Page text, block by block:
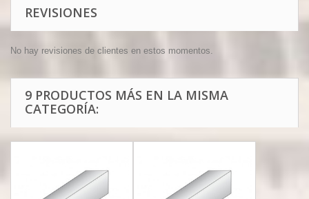
REVISIONES
No hay revisiones de clientes en estos momentos.
9 PRODUCTOS MÁS EN LA MISMA
CATEGORÍA: